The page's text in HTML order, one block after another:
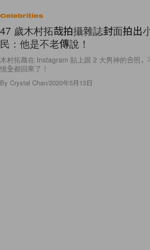
Celebrities
47 歲木村拓哉拍攝雜誌封面拍出
民：他是不老傳說！
木村拓哉在 Instagram 貼上跟 2 大男神的合照
憶全都回來了！
By Crystal Chan/2020年5月13日